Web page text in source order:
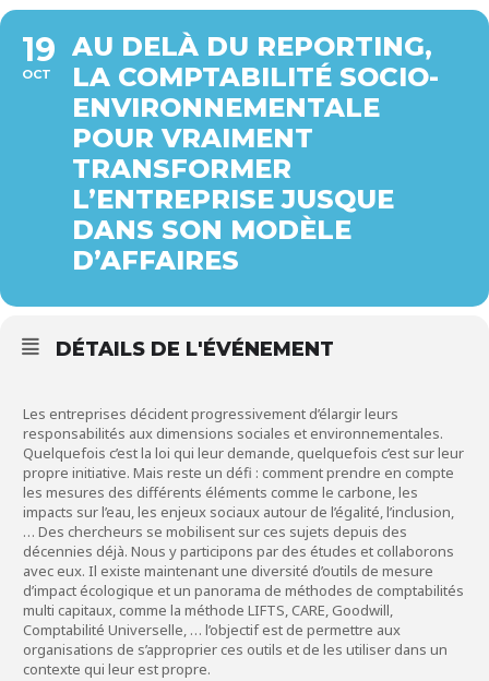
19
OCT
AU DELÀ DU REPORTING,
LA COMPTABILITÉ SOCIO-
ENVIRONNEMENTALE
POUR VRAIMENT
TRANSFORMER
L’ENTREPRISE JUSQUE
DANS SON MODÈLE
D’AFFAIRES
DÉTAILS DE L'ÉVÉNEMENT
Les entreprises décident progressivement d’élargir leurs
responsabilités aux dimensions sociales et environnementales.
Quelquefois c’est la loi qui leur demande, quelquefois c’est sur leur
propre initiative. Mais reste un défi : comment prendre en compte
les mesures des différents éléments comme le carbone, les
impacts sur l’eau, les enjeux sociaux autour de l’égalité, l’inclusion,
… Des chercheurs se mobilisent sur ces sujets depuis des
décennies déjà. Nous y participons par des études et collaborons
avec eux. Il existe maintenant une diversité d’outils de mesure
d’impact écologique et un panorama de méthodes de comptabilités
multi capitaux, comme la méthode LIFTS, CARE, Goodwill,
Comptabilité Universelle, … l’objectif est de permettre aux
organisations de s’approprier ces outils et de les utiliser dans un
contexte qui leur est propre.